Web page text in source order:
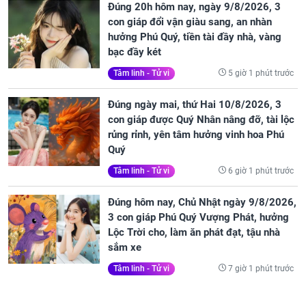
Đúng 20h hôm nay, ngày 9/8/2026, 3
con giáp đổi vận giàu sang, an nhàn
hưởng Phú Quý, tiền tài đầy nhà, vàng
bạc đầy két
Tâm linh - Tử vi 5 giờ 1 phút trước
Đúng ngày mai, thứ Hai 10/8/2026, 3
con giáp được Quý Nhân nâng đỡ, tài lộc
rủng rỉnh, yên tâm hưởng vinh hoa Phú
Quý
Tâm linh - Tử vi 6 giờ 1 phút trước
Đúng hôm nay, Chủ Nhật ngày 9/8/2026,
3 con giáp Phú Quý Vượng Phát, hưởng
Lộc Trời cho, làm ăn phát đạt, tậu nhà
sắm xe
Tâm linh - Tử vi 7 giờ 1 phút trước